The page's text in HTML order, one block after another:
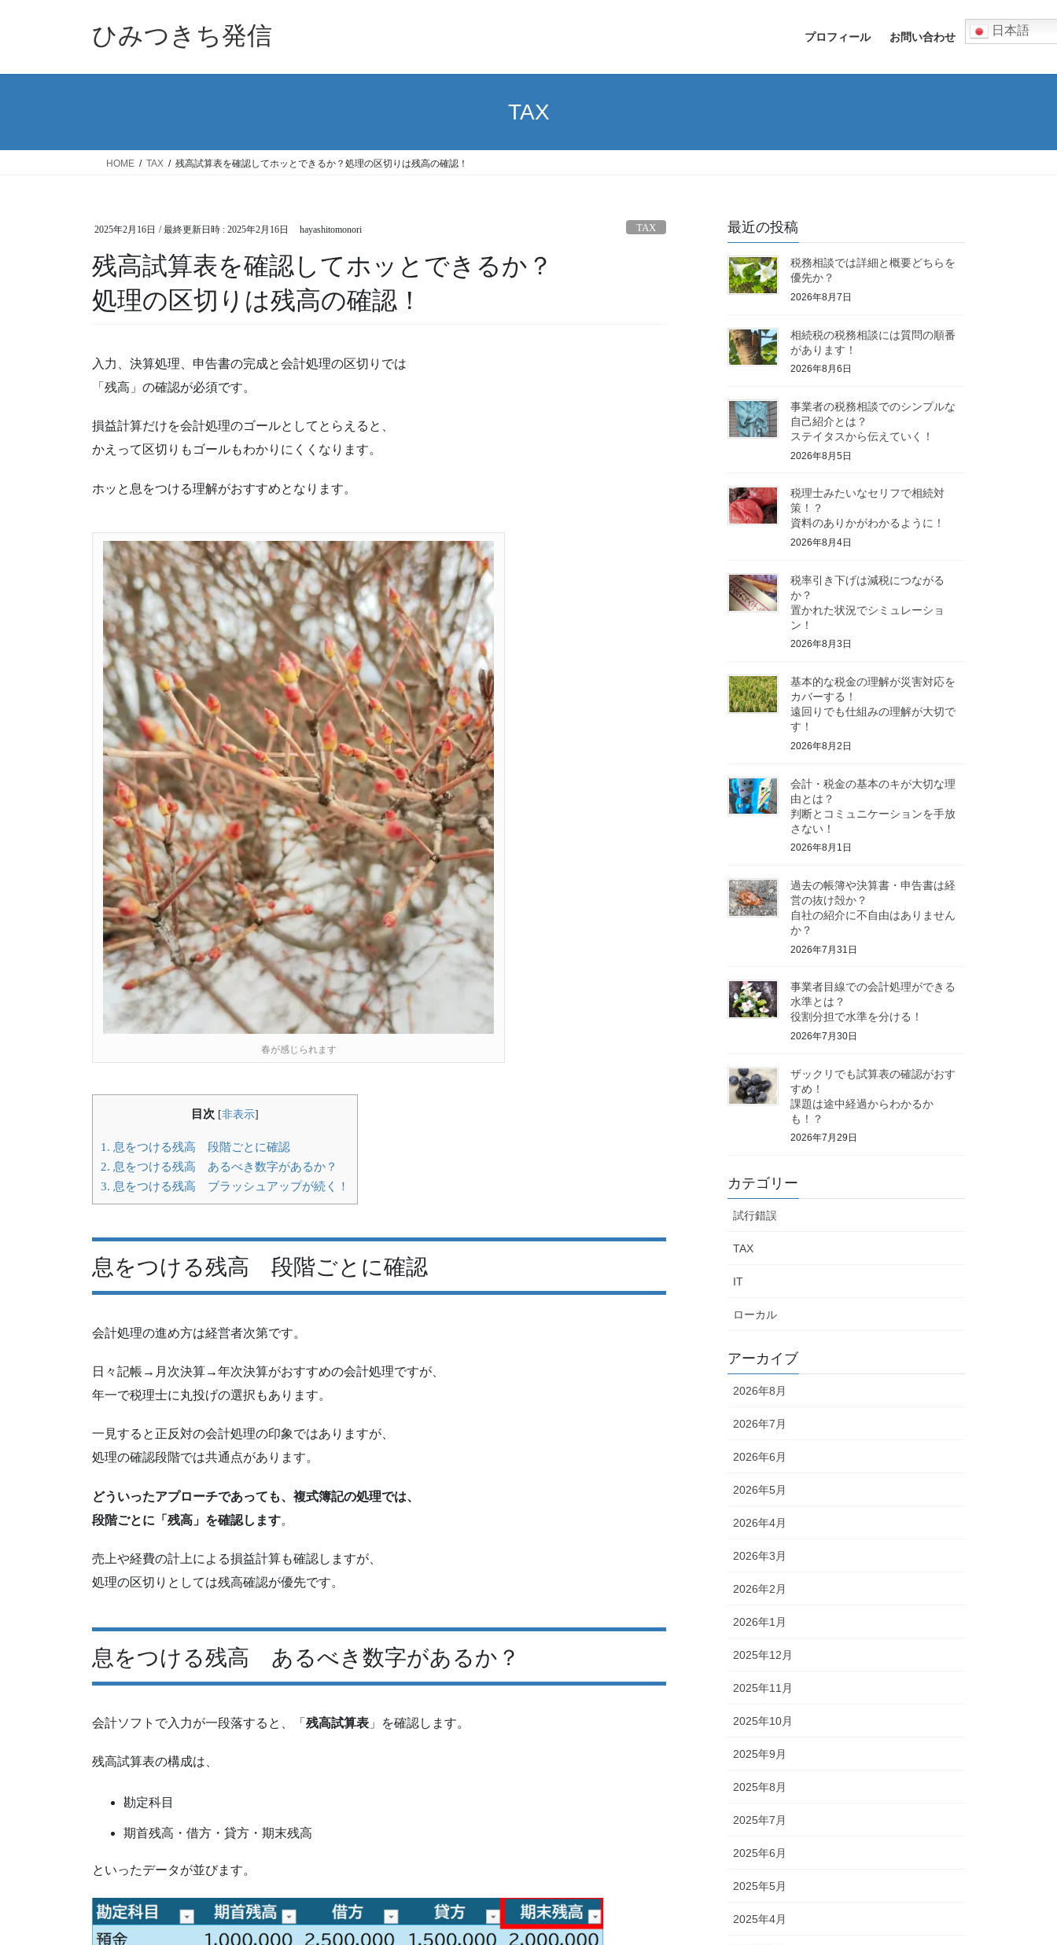
ひみつきち発信 プロフィール お問い合わせ
日本語
TAX
HOME TAX 残高試算表を確認してホッとできるか？処理の区切りは残高の確認！
2025年2月16日 / 最終更新日時 : 2025年2月16日 hayashitomonori TAX
残高試算表を確認してホッとできるか？
処理の区切りは残高の確認！
入力、決算処理、申告書の完成と会計処理の区切りでは
「残高」の確認が必須です。
損益計算だけを会計処理のゴールとしてとらえると、
かえって区切りもゴールもわかりにくくなります。
ホッと息をつける理解がおすすめとなります。
春が感じられます
目次 [非表示]
1. 息をつける残高 段階ごとに確認
2. 息をつける残高 あるべき数字があるか？
3. 息をつける残高 ブラッシュアップが続く！
息をつける残高 段階ごとに確認
会計処理の進め方は経営者次第です。
日々記帳→月次決算→年次決算がおすすめの会計処理ですが、
年一で税理士に丸投げの選択もあります。
一見すると正反対の会計処理の印象ではありますが、
処理の確認段階では共通点があります。
どういったアプローチであっても、複式簿記の処理では、
段階ごとに「残高」を確認します。
売上や経費の計上による損益計算も確認しますが、
処理の区切りとしては残高確認が優先です。
息をつける残高 あるべき数字があるか？
会計ソフトで入力が一段落すると、「 残高試算表 」を確認します。
残高試算表の構成は、
勘定科目
期首残高・借方・貸方・期末残高
といったデータが並びます。
最近の投稿
税務相談では詳細と概要どちらを
優先か？
2026年8月7日
相続税の税務相談には質問の順番
があります！
2026年8月6日
事業者の税務相談でのシンプルな
自己紹介とは？
ステイタスから伝えていく！
2026年8月5日
税理士みたいなセリフで相続対
策！？
資料のありかがわかるように！
2026年8月4日
税率引き下げは減税につながる
か？
置かれた状況でシミュレーショ
ン！
2026年8月3日
基本的な税金の理解が災害対応を
カバーする！
遠回りでも仕組みの理解が大切で
す！
2026年8月2日
会計・税金の基本のキが大切な理
由とは？
判断とコミュニケーションを手放
さない！
2026年8月1日
過去の帳簿や決算書・申告書は経
営の抜け殻か？
自社の紹介に不自由はありません
か？
2026年7月31日
事業者目線での会計処理ができる
水準とは？
役割分担で水準を分ける！
2026年7月30日
ザックリでも試算表の確認がおす
すめ！
課題は途中経過からわかるか
も！？
2026年7月29日
カテゴリー
試行錯誤
TAX
IT
ローカル
アーカイブ
2026年8月
2026年7月
2026年6月
2026年5月
2026年4月
2026年3月
2026年2月
2026年1月
2025年12月
2025年11月
2025年10月
2025年9月
2025年8月
2025年7月
2025年6月
2025年5月
2025年4月